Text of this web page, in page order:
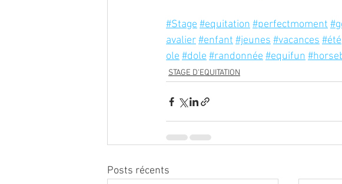
#Stage #equitation #perfectmoment
avalier#enfant #jeunes #vacances #été
ole #dole #randonnée #equifun
STAGE D'EQUITATION
Posts récents